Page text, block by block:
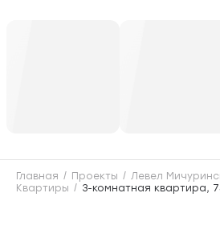
Главная Проекты
Левел
Квартиры
3-комнатная квартира,